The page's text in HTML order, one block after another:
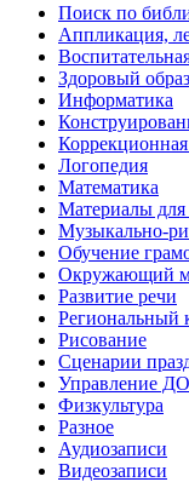
Поиск по
Аппликация,
Здоровый
Информатика
Коррекционная
Логопедия
Математика
Материалы для
Музыкально-
Обучение
Окружающий
Развитие речи
Региональный
Рисование
Сценарии
Управление
Физкультура
Разное
Аудиозаписи
Видеозаписи